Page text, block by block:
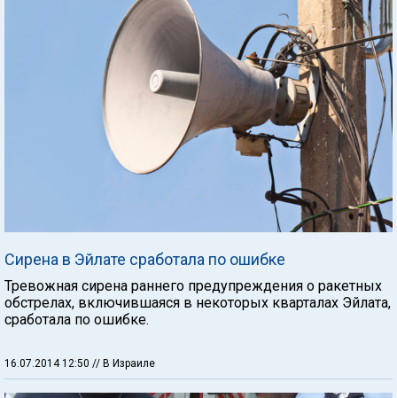
Сирена в Эйлате сработала по ошибке
Тревожная сирена раннего предупреждения о ракетных
обстрелах, включившаяся в некоторых кварталах Эйлата,
сработала по ошибке.
16.07.2014 12:50 // В Израиле